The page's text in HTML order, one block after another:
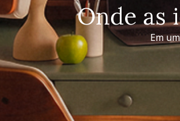
Onde as
Em